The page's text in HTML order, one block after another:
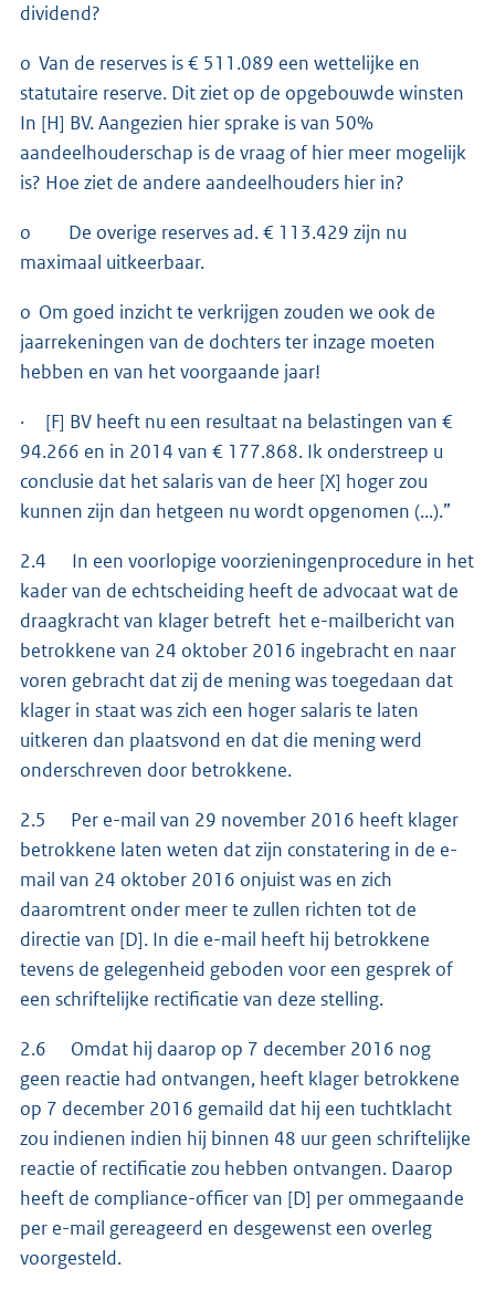
dividend?
o Van de reserves is € 511.089 een wettelijke en
statutaire reserve. Dit ziet op de opgebouwde winsten
In [H] BV. Aangezien hier sprake is van 50%
aandeelhouderschap is de vraag of hier meer mogelijk
is? Hoe ziet de andere aandeelhouders hier in?
o De overige reserves ad. € 113.429 zijn nu
maximaal uitkeerbaar.
o Om goed inzicht te verkrijgen zouden we ook de
jaarrekeningen van de dochters ter inzage moeten
hebben en van het voorgaande jaar!
· [F] BV heeft nu een resultaat na belastingen van €
94.266 en in 2014 van € 177.868. Ik onderstreep u
conclusie dat het salaris van de heer [X] hoger zou
kunnen zijn dan hetgeen nu wordt opgenomen (...).”
2.4 In een voorlopige voorzieningenprocedure in het
kader van de echtscheiding heeft de advocaat wat de
draagkracht van klager betreft het e-mailbericht van
betrokkene van 24 oktober 2016 ingebracht en naar
voren gebracht dat zij de mening was toegedaan dat
klager in staat was zich een hoger salaris te laten
uitkeren dan plaatsvond en dat die mening werd
onderschreven door betrokkene.
2.5 Per e-mail van 29 november 2016 heeft klager
betrokkene laten weten dat zijn constatering in de e-
mail van 24 oktober 2016 onjuist was en zich
daaromtrent onder meer te zullen richten tot de
directie van [D]. In die e-mail heeft hij betrokkene
tevens de gelegenheid geboden voor een gesprek of
een schriftelijke rectificatie van deze stelling.
2.6 Omdat hij daarop op 7 december 2016 nog
geen reactie had ontvangen, heeft klager betrokkene
op 7 december 2016 gemaild dat hij een tuchtklacht
zou indienen indien hij binnen 48 uur geen schriftelijke
reactie of rectificatie zou hebben ontvangen. Daarop
heeft de compliance-officer van [D] per ommegaande
per e-mail gereageerd en desgewenst een overleg
voorgesteld.